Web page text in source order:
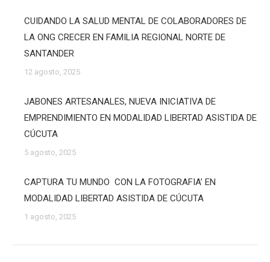
CUIDANDO LA SALUD MENTAL DE COLABORADORES DE
LA ONG CRECER EN FAMILIA REGIONAL NORTE DE
SANTANDER
12 agosto, 2025
JABONES ARTESANALES, NUEVA INICIATIVA DE
EMPRENDIMIENTO EN MODALIDAD LIBERTAD ASISTIDA DE
CÚCUTA
5 agosto, 2025
CAPTURA TU MUNDO CON LA FOTOGRAFIA’ EN
MODALIDAD LIBERTAD ASISTIDA DE CÚCUTA
1 agosto, 2025